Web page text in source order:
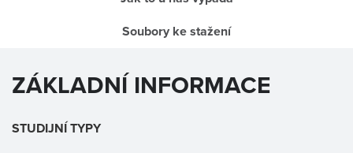
Soubory ke stažení
ZÁKLADNÍ INFORMACE
STUDIJNÍ TYPY